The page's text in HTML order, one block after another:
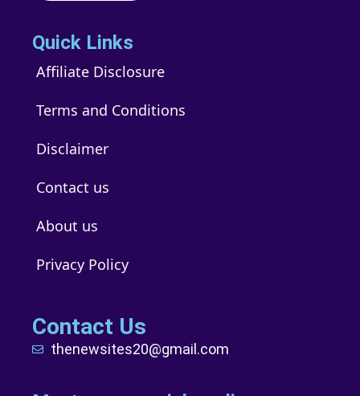
Quick Links
Affiliate Disclosure
Terms and Conditions
Disclaimer
Contact us
About us
Privacy Policy
Contact Us
thenewsites20@gmail.com